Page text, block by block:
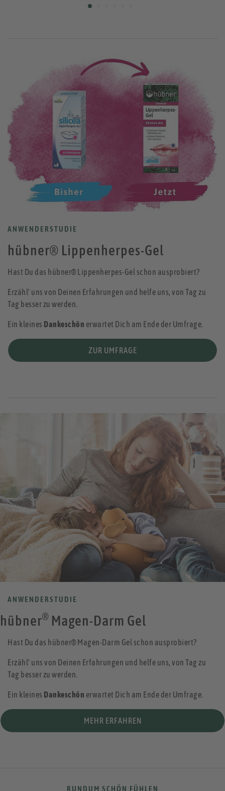
ANWENDERSTUDIE
hübner® Lippenherpes-Gel
Hast Du das hübner® Lippenherpes-Gel schon ausprobiert?
Erzähl' uns von Deinen Erfahrungen und helfe uns, von Tag zu
Tag besser zu werden.
Ein kleines Dankeschön erwartet Dich am Ende der Umfrage.
ZUR UMFRAGE
ANWENDERSTUDIE
hübner® Magen-Darm Gel
Hast Du das hübner® Magen-Darm Gel schon ausprobiert?
Erzähl' uns von Deinen Erfahrungen und helfe uns, von Tag zu
Tag besser zu werden.
Ein kleines Dankeschön erwartet Dich am Ende der Umfrage.
MEHR ERFAHREN
RUNDUM SCHÖN FÜHLEN